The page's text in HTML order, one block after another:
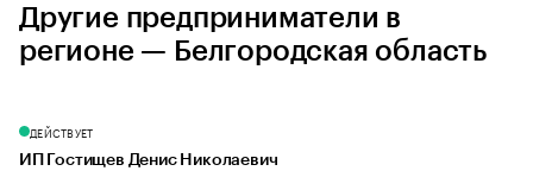
Другие предприниматели в
регионе — Белгородская область
ДЕЙСТВУЕТ
ИП Гостищев Денис Николаевич